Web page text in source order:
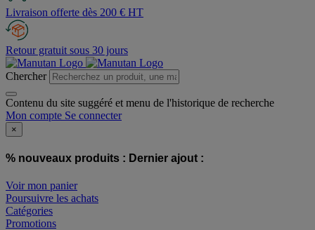
Livraison offerte dès 200 € HT
Retour gratuit sous 30 jours
Chercher
Contenu du site suggéré et menu de l'historique de recherche
Mon compte Se connecter
×
% nouveaux produits : Dernier ajout :
Voir mon panier
Poursuivre les achats
Catégories
Promotions